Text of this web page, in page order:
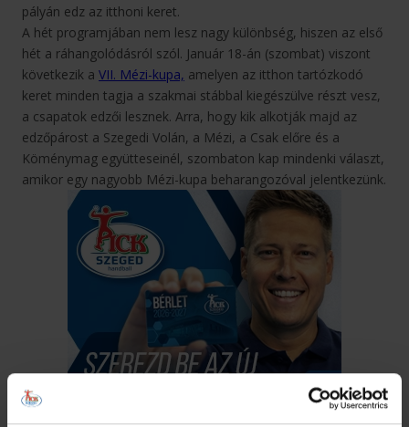
pályán edz az itthoni keret.
A hét programjában nem lesz nagy különbség, hiszen az első
hét a ráhangolódásról szól. Január 18-án (szombat) viszont
következik a VII. Mézi-kupa, amelyen az itthon tartózkodó
keret minden tagja a szakmai stábbal kiegészülve részt vesz,
a csapatok edzői lesznek. Arra, hogy kik alkotják majd az
edzőpárost a Szegedi Volán, a Mézi, a Csak előre és a
Köménymag együtteseinél, szombaton kap mindenki választ,
amikor egy nagyobb Mézi-kupa beharangozóval jelentkezünk.